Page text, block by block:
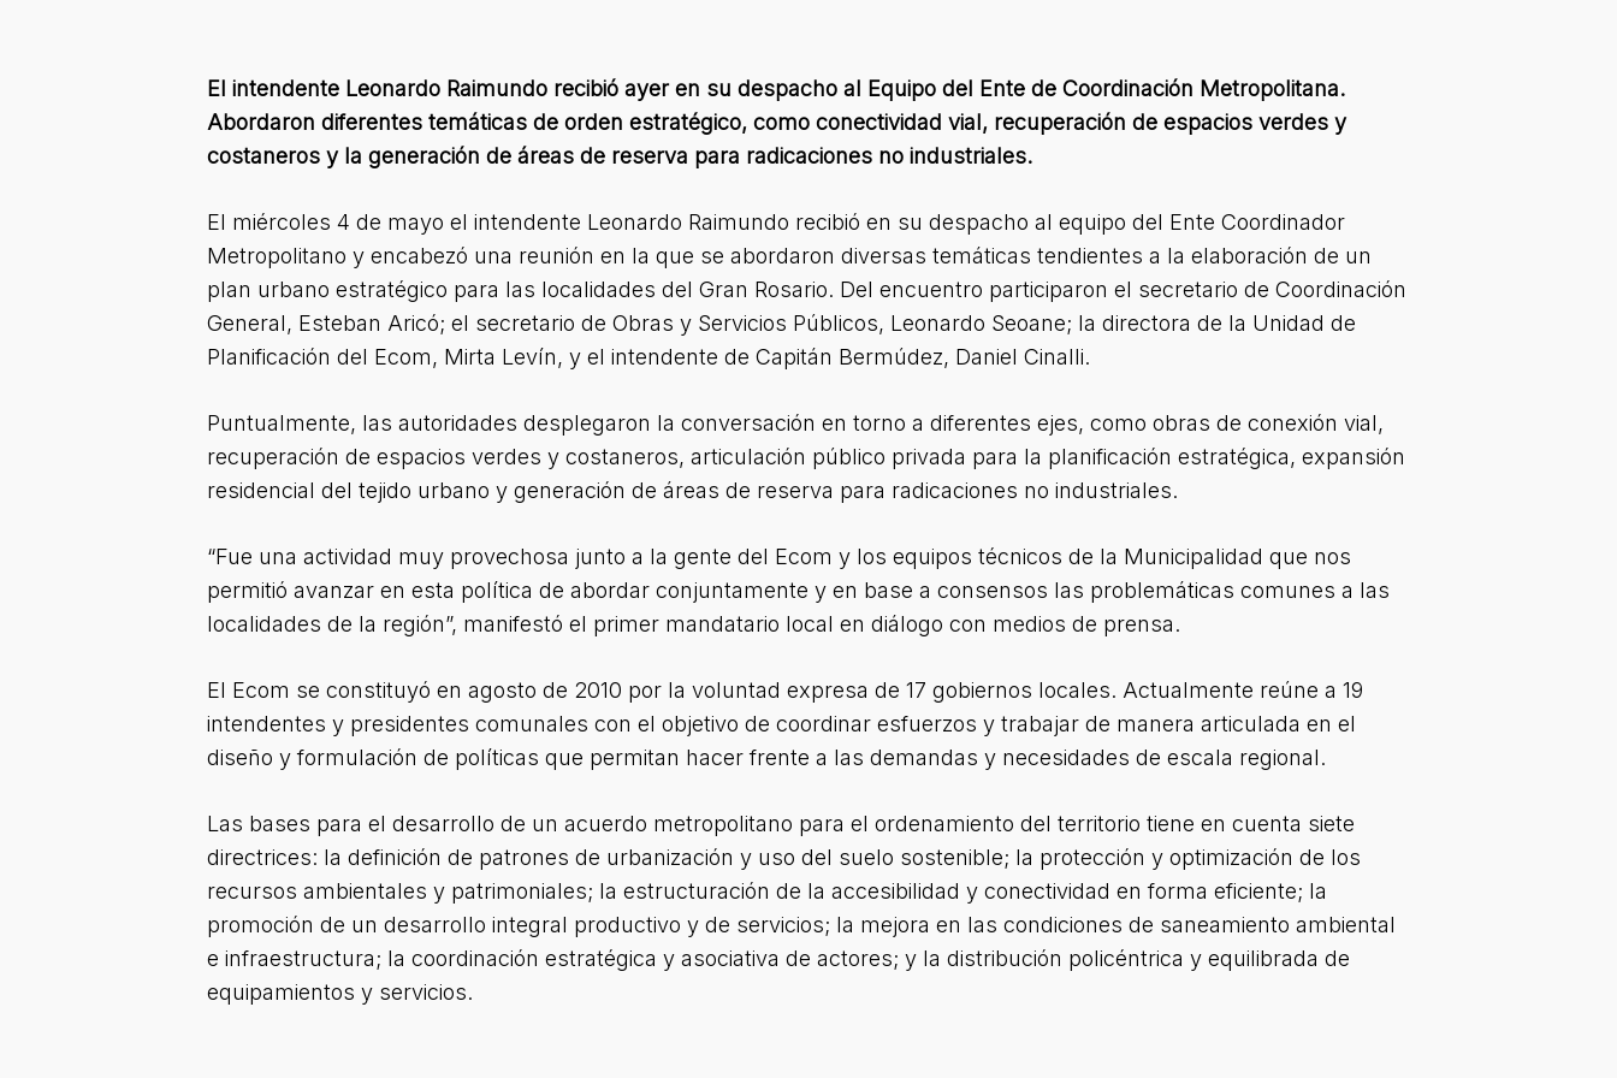
El intendente Leonardo Raimundo recibió ayer en su despacho al Equipo del Ente de Coordinación Metropolitana.
Abordaron diferentes temáticas de orden estratégico, como conectividad vial, recuperación de espacios verdes y
costaneros y la generación de áreas de reserva para radicaciones no industriales.
El miércoles 4 de mayo el intendente Leonardo Raimundo recibió en su despacho al equipo del Ente Coordinador
Metropolitano y encabezó una reunión en la que se abordaron diversas temáticas tendientes a la elaboración de un
plan urbano estratégico para las localidades del Gran Rosario. Del encuentro participaron el secretario de Coordinación
General, Esteban Aricó; el secretario de Obras y Servicios Públicos, Leonardo Seoane; la directora de la Unidad de
Planificación del Ecom, Mirta Levín, y el intendente de Capitán Bermúdez, Daniel Cinalli.
Puntualmente, las autoridades desplegaron la conversación en torno a diferentes ejes, como obras de conexión vial,
recuperación de espacios verdes y costaneros, articulación público privada para la planificación estratégica, expansión
residencial del tejido urbano y generación de áreas de reserva para radicaciones no industriales.
“Fue una actividad muy provechosa junto a la gente del Ecom y los equipos técnicos de la Municipalidad que nos
permitió avanzar en esta política de abordar conjuntamente y en base a consensos las problemáticas comunes a las
localidades de la región”, manifestó el primer mandatario local en diálogo con medios de prensa.
El Ecom se constituyó en agosto de 2010 por la voluntad expresa de 17 gobiernos locales. Actualmente reúne a 19
intendentes y presidentes comunales con el objetivo de coordinar esfuerzos y trabajar de manera articulada en el
diseño y formulación de políticas que permitan hacer frente a las demandas y necesidades de escala regional.
Las bases para el desarrollo de un acuerdo metropolitano para el ordenamiento del territorio tiene en cuenta siete
directrices: la definición de patrones de urbanización y uso del suelo sostenible; la protección y optimización de los
recursos ambientales y patrimoniales; la estructuración de la accesibilidad y conectividad en forma eficiente; la
promoción de un desarrollo integral productivo y de servicios; la mejora en las condiciones de saneamiento ambiental
e infraestructura; la coordinación estratégica y asociativa de actores; y la distribución policéntrica y equilibrada de
equipamientos y servicios.